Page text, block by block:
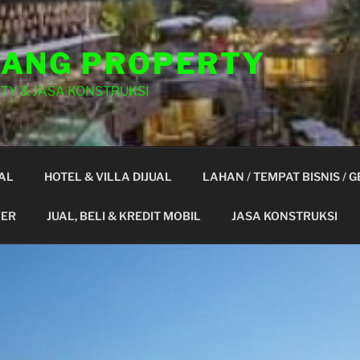
PROPERTY
& JASA KONSTRUKSI
HOTEL & VILLA DIJUAL LAHAN / TEMPAT BISNIS /
JUAL, BELI & KREDIT MOBIL JASA KONSTRUKSI